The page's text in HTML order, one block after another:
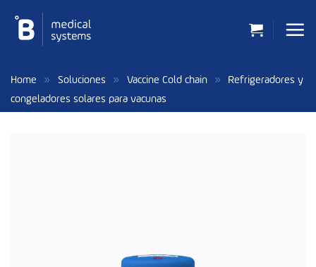
contenido
Home » Soluciones » Vaccine Cold chain »
Refrigeradores y
congeladores solares para vacunas